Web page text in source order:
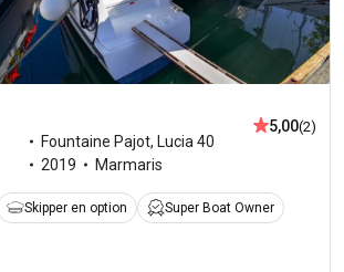
Fountaine Pajot, Lucia 40
2019
Marmaris
5,00(2)
Skipper en option Super Boat Owner